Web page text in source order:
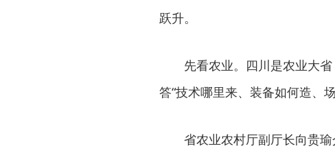
跃升。
先看农业。四川是农业大
答“技术哪里来、装备如何造、
省农业农村厅副厅长向贵